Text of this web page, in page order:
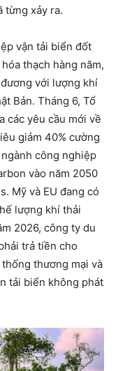
từng xảy ra.
vận tải biển đốt
thạch hàng năm,
với lượng khí
Bản. Tháng 6, Tổ
các yêu cầu mới về
giảm 40% cường
công nghiệp
vào năm 2050
Mỹ và EU đang có
lượng khí thải
2026, công ty du
trả tiền cho
thương mại và
tải biển không phát